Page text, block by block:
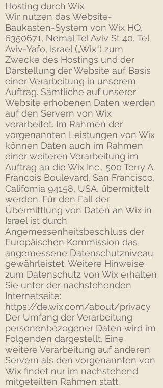
Hosting durch Wix
Wir nutzen das Website-
Baukasten-System von Wix HQ,
6350671, Nemal Tel Aviv St 40, Tel
Aviv-Yafo, Israel („Wix“) zum
Zwecke des Hostings und der
Darstellung der Website auf Basis
einer Verarbeitung in unserem
Auftrag. Sämtliche auf unserer
Website erhobenen Daten werden
auf den Servern von Wix
verarbeitet. Im Rahmen der
vorgenannten Leistungen von Wix
können Daten auch im Rahmen
einer weiteren Verarbeitung im
Auftrag an die Wix Inc., 500 Terry A.
Francois Boulevard, San Francisco,
California 94158, USA, übermittelt
werden. Für den Fall der
Übermittlung von Daten an Wix in
Israel ist durch
Angemessenheitsbeschluss der
Europäischen Kommission das
angemessene Datenschutzniveau
gewährleistet. Weitere Hinweise
zum Datenschutz von Wix erhalten
Sie unter der nachstehenden
Internetseite:
https://de.wix.com/about/privacy
Der Umfang der Verarbeitung
personenbezogener Daten wird im
Folgenden dargestellt. Eine
weitere Verarbeitung auf anderen
Servern als den vorgenannten von
Wix findet nur im nachstehend
mitgeteilten Rahmen statt.